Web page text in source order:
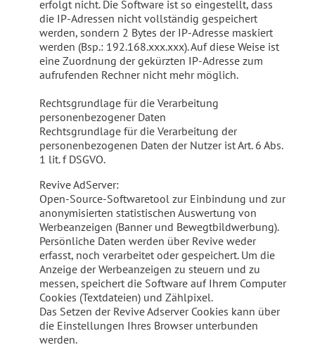
erfolgt nicht. Die Software ist so eingestellt, dass
die IP-Adressen nicht vollständig gespeichert
werden, sondern 2 Bytes der IP-Adresse maskiert
werden (Bsp.: 192.168.xxx.xxx). Auf diese Weise ist
eine Zuordnung der gekürzten IP-Adresse zum
aufrufenden Rechner nicht mehr möglich.
Rechtsgrundlage für die Verarbeitung
personenbezogener Daten
Rechtsgrundlage für die Verarbeitung der
personenbezogenen Daten der Nutzer ist Art. 6 Abs.
1 lit. f DSGVO.
Revive AdServer:
Open-Source-Softwaretool zur Einbindung und zur
anonymisierten statistischen Auswertung von
Werbeanzeigen (Banner und Bewegtbildwerbung).
Persönliche Daten werden über Revive weder
erfasst, noch verarbeitet oder gespeichert. Um die
Anzeige der Werbeanzeigen zu steuern und zu
messen, speichert die Software auf Ihrem Computer
Cookies (Textdateien) und Zählpixel.
Das Setzen der Revive Adserver Cookies kann über
die Einstellungen Ihres Browser unterbunden
werden.